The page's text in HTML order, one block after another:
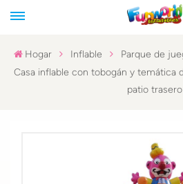
Hogar Inflable
Parque de
Casa inflable con tobogán y temática
patio trasero